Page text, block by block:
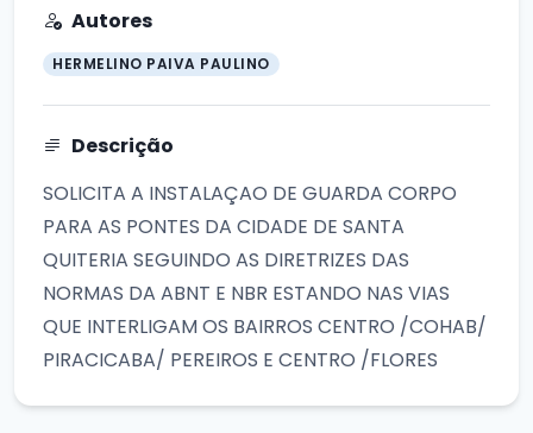
Autores
HERMELINO PAIVA PAULINO
Descrição
SOLICITA A INSTALAÇAO DE GUARDA CORPO
PARA AS PONTES DA CIDADE DE SANTA
QUITERIA SEGUINDO AS DIRETRIZES DAS
NORMAS DA ABNT E NBR ESTANDO NAS VIAS
QUE INTERLIGAM OS BAIRROS CENTRO /COHAB/
PIRACICABA/ PEREIROS E CENTRO /FLORES